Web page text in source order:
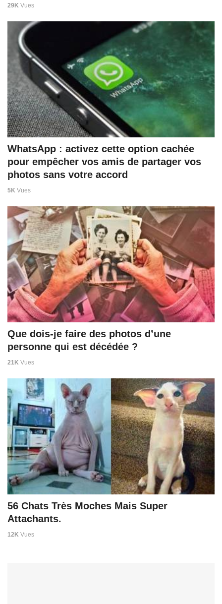
29K Vues
WhatsApp : activez cette option cachée
pour empêcher vos amis de partager vos
photos sans votre accord
5K Vues
Que dois-je faire des photos d’une
personne qui est décédée ?
21K Vues
56 Chats Très Moches Mais Super
Attachants.
12K Vues